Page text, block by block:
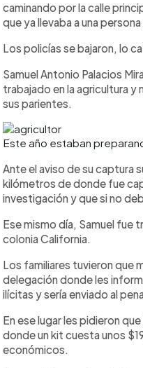
caminando por la calle
que ya llevaba a una
Los policías se bajaron, lo
Samuel Antonio Palacios
trabajado en la agricultura y
sus parientes.
Este año estaban
Ante el aviso de su captura
kilómetros de donde fue
investigación y que si no
Ese mismo día, Samuel fue
colonia California.
Los familiares tuvieron que
delegación donde les
ilícitas y sería enviado al
En ese lugar les pidieron
donde un kit cuesta unos
económicos.